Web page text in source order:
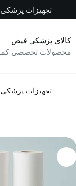
تجهیزات پزشکی
کالای پزشکی فیض
محصولات تخصصی
تجهیزات پزشکی